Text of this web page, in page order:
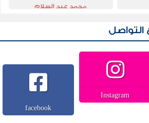
محمد عبد السلام
التواصل
Instagram
facebook